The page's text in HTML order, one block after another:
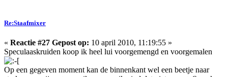
Re:Staafmixer
« Reactie #27 Gepost op: 10 april 2010, 11:19:55 »
Speculaaskruiden koop ik heel lui voorgemengd en voorgemalen
Op een gegeven moment kan de binnenkant wel een beetje naar